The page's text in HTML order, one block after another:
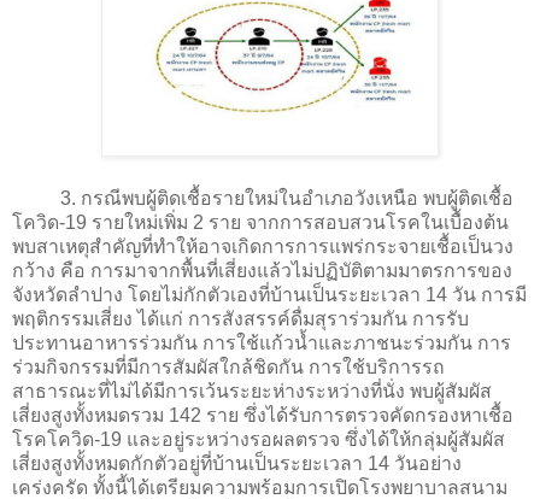
3. กรณีพบผู้ติดเชื้อรายใหม่ในอำเภอวังเหนือ พบผู้ติดเชื้อ
โควิด-19 รายใหม่เพิ่ม 2 ราย จากการสอบสวนโรคในเบื้องต้น
พบสาเหตุสำคัญที่ทำให้อาจเกิดการการแพร่กระจายเชื้อเป็นวง
กว้าง คือ การมาจากพื้นที่เสี่ยงแล้วไม่ปฏิบัติตามมาตรการของ
จังหวัดลำปาง โดยไม่กักตัวเองที่บ้านเป็นระยะเวลา 14 วัน การมี
พฤติกรรมเสี่ยง ได้แก่ การสังสรรค์ดื่มสุราร่วมกัน การรับ
ประทานอาหารร่วมกัน การใช้แก้วน้ำและภาชนะร่วมกัน การ
ร่วมกิจกรรมที่มีการสัมผัสใกล้ชิดกัน การใช้บริการรถ
สาธารณะที่ไม่ได้มีการเว้นระยะห่างระหว่างที่นั่ง พบผู้สัมผัส
เสี่ยงสูงทั้งหมดรวม 142 ราย ซึ่งได้รับการตรวจคัดกรองหาเชื้อ
โรคโควิด-19 และอยู่ระหว่างรอผลตรวจ ซึ่งได้ให้กลุ่มผู้สัมผัส
เสี่ยงสูงทั้งหมดกักตัวอยู่ที่บ้านเป็นระยะเวลา 14 วันอย่าง
เคร่งครัด ทั้งนี้ได้เตรียมความพร้อมการเปิดโรงพยาบาลสนาม